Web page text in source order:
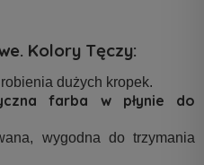
Kolory Tęczy:
dużych kropek.
farba w płynie do
wygodna do trzymania